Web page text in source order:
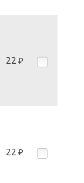
22 ₽
22 ₽